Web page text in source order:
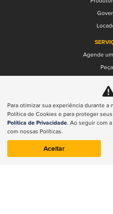
Agende
Quem
Rally
Para otimizar sua experiência durante a
Política de Cookies e para proteger
Política de Privacidade. Ao seguir com
com nossas Políticas.
Aceitar